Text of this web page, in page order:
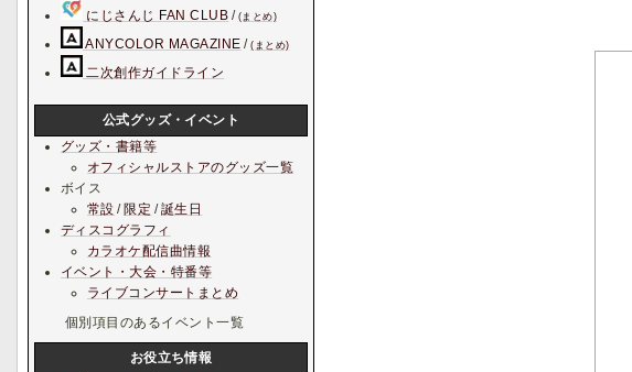
にじさんじ FAN CLUB / (まとめ)
ANYCOLOR MAGAZINE /(まとめ)
二次創作ガイドライン
公式グッズ・イベント
グッズ・書籍等
オフィシャルストアのグッズ一覧
ボイス
常設 / 限定 /誕生日
ディスコグラフィ
カラオケ配信曲情報
イベント・大会・特番等
ライブコンサートまとめ
個別項目のあるイベント一覧
お役立ち情報